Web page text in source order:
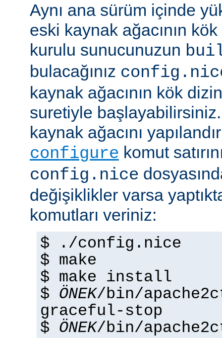
Aynı ana sürüm içinde
eski kaynak ağacının
kurulu sunucunuzun
bulacağınız
kaynak ağacının kök
suretiyle
kaynak ağacını
configure komut
config.nice
değişiklikler varsa
komutları veriniz:
$ ./config.nice
$ make
$ make install
$ ÖNEK/bin/
graceful-stop
$ ÖNEK/bin/